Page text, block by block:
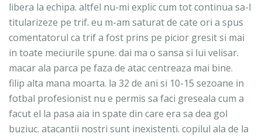
libera la echipa. altfel nu-mi explic cum tot continua sa-l
titularizeze pe trif. eu m-am saturat de cate ori a spus
comentatorul ca trif a fost prins pe picior gresit si mai
in toate meciurile spune. dai ma o sansa si lui velisar.
macar ala parca pe faza de atac centreaza mai bine.
filip alta mana moarta. la 32 de ani si 10-15 sezoane in
fotbal profesionist nu e permis sa faci greseala cum a
facut el la pasa aia in spate din care era sa dea gol
buziuc. atacantii nostri sunt inexistenti. copilul ala de la